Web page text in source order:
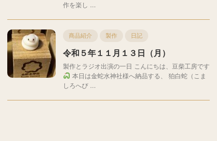
作を楽し ...
商品紹介 製作 日記
令和５年１１月１３日（月）
製作とラジオ出演の一日 こんにちは、豆柴工房です
本日は金蛇水神社様へ納品する、 狛白蛇（こま
しろへび ...